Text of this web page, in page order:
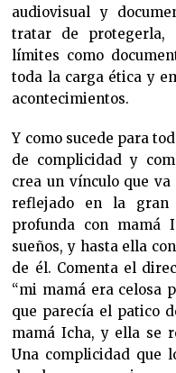
audiovisual y
tratar de protegerla,
límites como
toda la carga ética y
acontecimientos.
Y como sucede para
de complicidad y
crea un vínculo que
reflejado en la gran
profunda con mamá
sueños, y hasta ella
de él. Comenta el
“mi mamá era celosa
que parecía el patico
mamá Icha, y ella se
Una complicidad que